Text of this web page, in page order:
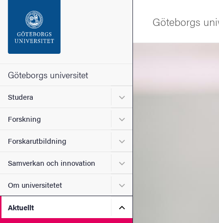
Sidfoten
Om webbplatsen
Göteborgs universitet
Studera Undermeny för Studera
Forskning Undermeny för Forskning
Forskarutbildning Undermeny för
Samverkan och innovation Undermeny för Samverkan
Om universitetet Undermeny för Om
Aktuellt Undermeny för Aktuellt
Göteborgs